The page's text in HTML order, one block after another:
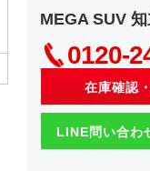
MEGA SUV
0120-
在庫確認
LINE問い合わ